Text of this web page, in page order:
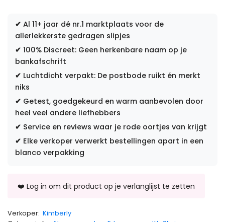
✔ Al 11+ jaar dé nr.1 marktplaats voor de
allerlekkerste gedragen slipjes
✔ 100% Discreet: Geen herkenbare naam op je
bankafschrift
✔ Luchtdicht verpakt: De postbode ruikt én merkt
niks
✔ Getest, goedgekeurd en warm aanbevolen door
heel veel andere liefhebbers
✔ Service en reviews waar je rode oortjes van krijgt
✔ Elke verkoper verwerkt bestellingen apart in een
blanco verpakking
Verkoper: Kimberly